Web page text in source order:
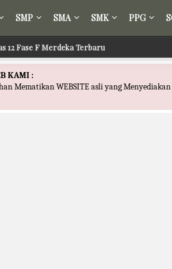
SMP SMA SMK PPG
12 Fase F Merdeka Terbaru
KAMI :
Mematikan WEBSITE asli yang